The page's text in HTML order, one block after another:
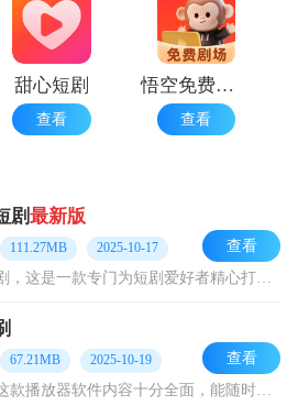
甜心短剧
查看
悟空免费剧场 安卓版
查看
剧最新版
111.27MB 2025-10-17
芒芒免费短剧，这是一款专门为短剧爱好者精心打造的免费观影平台。平台上汇聚了海量精彩短剧，题材极为丰富，无论是甜宠恋爱类，还是悬疑推理类，亦或是爆笑喜剧和热血逆袭
查看
67.21MB 2025-10-19
漫趣轻松刷这款播放器软件内容十分全面，能随时浏览。它采用免费追剧模式，大家参照榜单与首页资源推荐，很快就能发现心仪的短剧素材，一键观看超便捷，完全没有广告干扰，
查看